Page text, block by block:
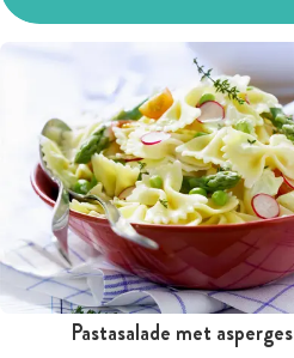
Pastasalade met asperges